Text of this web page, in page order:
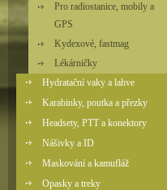
Pro radiostanice, mobily a
GPS
Kydexové, fastmag
Lékárničky
Hydratační vaky a lahve
Karabinky, poutka a přezky
Headsety, PTT a konektory
Nášivky a ID
Maskování a kamufláž
Opasky a treky